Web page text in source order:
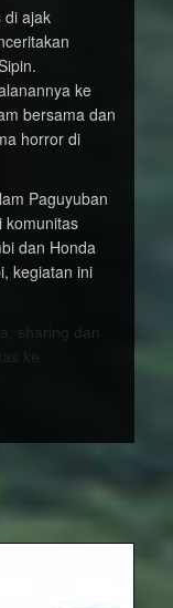
di ajak
ke
bersama dan
horror di
Paguyuban
komunitas
dan Honda
kegiatan ini
sharing dan
ke